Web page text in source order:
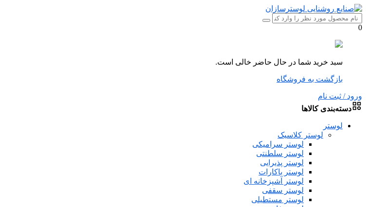
0
سبد خرید شما در حال حاضر خالی است.
بازگشت به فروشگاه
ورود / ثبت نام
دسته‌بندی کالاها
لوستر
لوستر کلاسیک
لوستر سرامیکی
لوستر سلطنتی
لوستر پذیرایی
لوستر باکارات
لوستر آشپزخانه ای
لوستر سقفی
لوستر مستطیلی